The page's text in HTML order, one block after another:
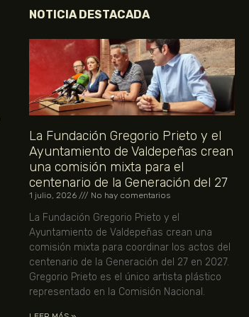
NOTICIA DESTACADA
La Fundación Gregorio Prieto y el
Ayuntamiento de Valdepeñas crean
una comisión mixta para el
centenario de la Generación del 27
1 julio, 2026 No hay comentarios
La Fundación Gregorio Prieto y el
Ayuntamiento de Valdepeñas crean una
comisión mixta para coordinar los actos del
centenario de la Generación del 27 en 2027.
Gregorio Prieto es el único artista plástico
representado en la Comisión Nacional.